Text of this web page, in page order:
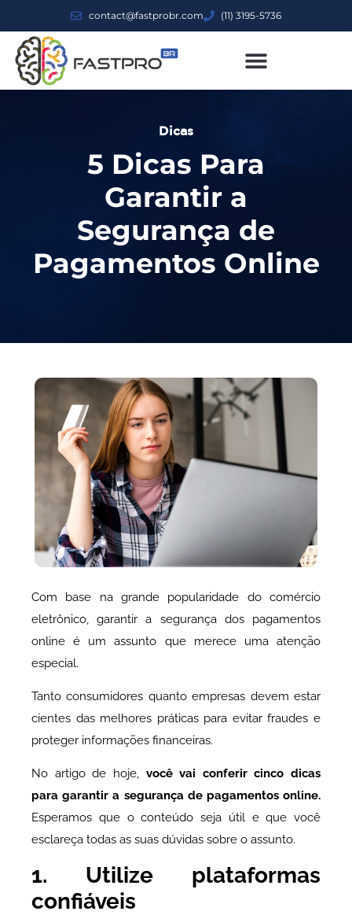
contact@fastprobr.com (11) 3195-5736
Dicas
5 Dicas Para
Garantir a
Segurança de
Pagamentos Online
Com base na grande popularidade do comércio
eletrônico, garantir a segurança dos pagamentos
online é um assunto que merece uma atenção
especial.
Tanto consumidores quanto empresas devem estar
cientes das melhores práticas para evitar fraudes e
proteger informações financeiras.
No artigo de hoje, você vai conferir cinco dicas
para garantir a segurança de pagamentos online.
Esperamos que o conteúdo seja útil e que você
esclareça todas as suas dúvidas sobre o assunto.
1. Utilize plataformas
confiáveis